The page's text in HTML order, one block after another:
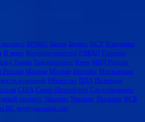
БРИКС Банки Бизнес ВСУ Владимир
В мире Военные новости ГИБДД Горячая
Трамп Законопроект Киев МВД России
Москва Москве Москвы Московская
компаний Общество ПДД Политика
США Санкт-Петербурге Следственного
процесс Украина Украине Украины ФСБ
ВС вооруженных сил